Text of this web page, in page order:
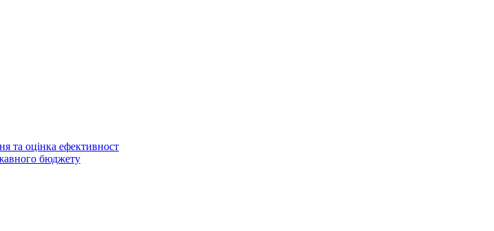
та оцінка ефективност
бюджету